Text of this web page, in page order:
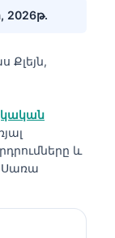
2026թ․
Քլեյն,
և
Սառա